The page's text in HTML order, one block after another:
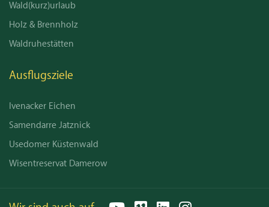
Wald(kurz)urlaub
Holz & Brennholz
Waldruhestätten
Ausflugsziele
Ivenacker Eichen
Samendarre Jatznick
Usedomer Küstenwald
Wisentreservat Damerow